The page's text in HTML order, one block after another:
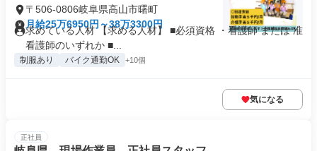
〒506-0806岐阜県高山市曙町
月給25万6950円～38万3300円
求めている人材 【求める人材】 ■必須資格 ・看護師 または 准
看護師のいずれか ■...
制服あり バイク通勤OK +10個
気になる
正社員